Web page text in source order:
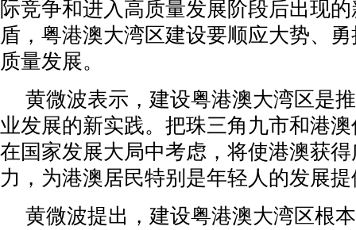
际竞争和进入高质量发展阶段后出现
盾，粤港澳大湾区建设要顺应大势、
质量发展。
黄微波表示，建设粤港澳大湾区是
业发展的新实践。把珠三角九市和港
在国家发展大局中考虑，将使港澳获
力，为港澳居民特别是年轻人的发展
黄微波提出，建设粤港澳大湾区根